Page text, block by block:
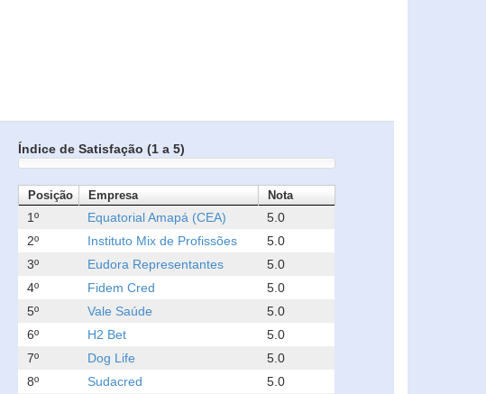
Índice de Satisfação (1 a 5)
Posição Empresa Nota
1º Equatorial Amapá (CEA)
5.0
2º
Instituto Mix de Profissões
5.0
3º
Eudora Representantes
5.0
4º
Fidem Cred
5.0
5º
Vale Saúde
5.0
6º
H2 Bet
5.0
7º
Dog Life
5.0
8º
Sudacred
5.0